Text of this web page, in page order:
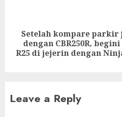
Next
post:
Setelah kompare parkir
dengan CBR250R,
R25 di jejerin dengan
Leave a Reply